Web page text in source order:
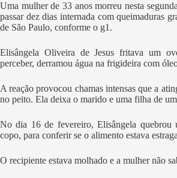
Uma mulher de 33 anos morreu nesta
passar dez dias internada com queimaduras
de São Paulo, conforme o g1.
Elisângela Oliveira de Jesus fritava um
perceber, derramou água na frigideira com
A reação provocou chamas intensas que a
no peito. Ela deixa o marido e uma filha de
No dia 16 de fevereiro, Elisângela quebrou
copo, para conferir se o alimento estava
O recipiente estava molhado e a mulher não